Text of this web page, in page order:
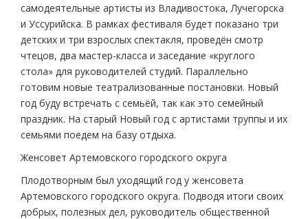
самодеятельные артисты из Владивостока, Лучегорска
и Уссурийска. В рамках фестиваля будет показано три
детских и три взрослых спектакля, проведён смотр
чтецов, два мастер-класса и заседание «круглого
стола» для руководителей студий. Параллельно
готовим новые театрализованные постановки. Новый
год буду встречать с семьёй, так как это семейный
праздник. На старый Новый год с артистами труппы и их
семьями поедем на базу отдыха.
Женсовет Артемовского городского округа
Плодотворным был уходящий год у женсовета
Артемовского городского округа. Подводя итоги своих
добрых, полезных дел, руководитель общественной